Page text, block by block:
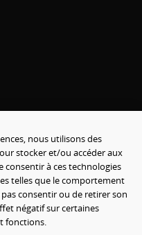
nous utilisons des
stocker et/ou accéder aux
consentir à ces technologies
telles que le comportement
consentir ou de retirer son
négatif sur certaines
fonctions.